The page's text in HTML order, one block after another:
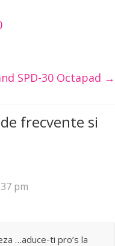
SPD-30 Octapad →
frecvente si
pm
…aduce-ti pro’s la